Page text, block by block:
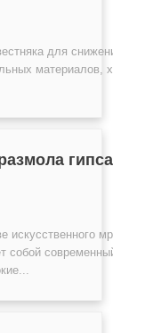
для снижения
материалов,
гипса в
искусственного
собой современный